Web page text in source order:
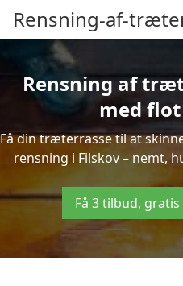
Rensning-af-
Rensning af
med
Få din træterrasse til at
rensning i Filskov – nemt,
Få 3 tilbud,